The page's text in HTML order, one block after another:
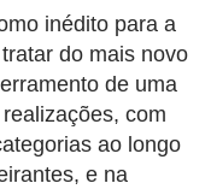
inédito para a
do mais novo
de uma
com
ao longo
e na